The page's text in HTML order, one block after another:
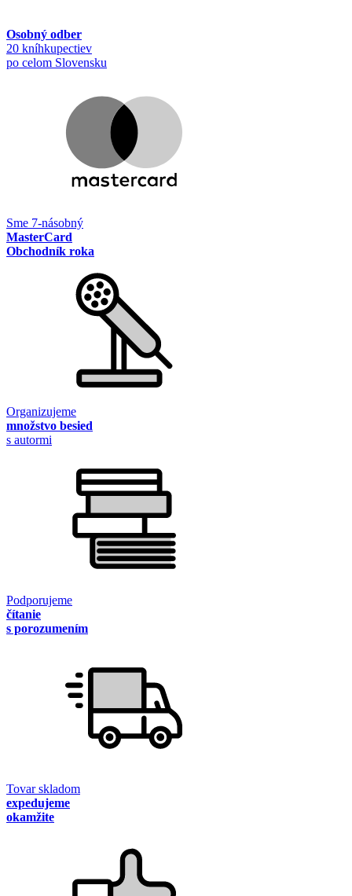
Osobný odber
20 kníhkupectiev
po celom Slovensku
Sme 7-násobný
MasterCard
Obchodník roka
Organizujeme
množstvo besied
s autormi
Podporujeme
čítanie
s porozumením
Tovar skladom
expedujeme
okamžite